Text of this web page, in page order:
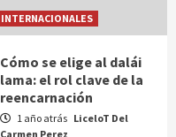
INTERNACIONALES
Cómo se elige al dalái
lama: el rol clave de la
reencarnación
1 año atrás LiceloT Del
Carmen Perez